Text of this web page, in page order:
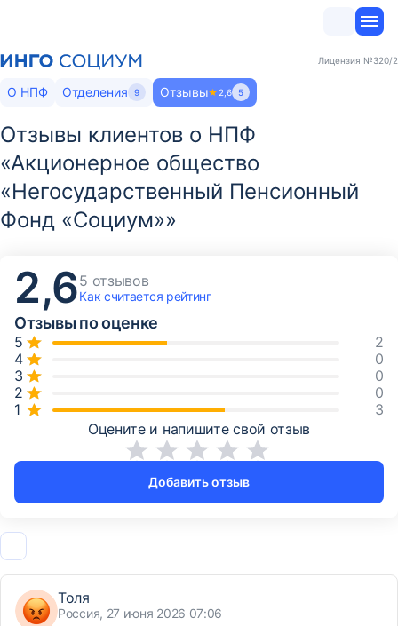
Лицензия №320/2
О НПФ Отделения 9 Отзывы 2,6 5
Отзывы клиентов о НПФ
«Акционерное общество
«Негосударственный Пенсионный
Фонд «Социум»»
2,65 отзывов
Как считается рейтинг
Отзывы по оценке
3
0
0
0
2
Оцените и напишите свой отзыв
Добавить отзыв
Толя
Россия, 27 июня 2026 07:06